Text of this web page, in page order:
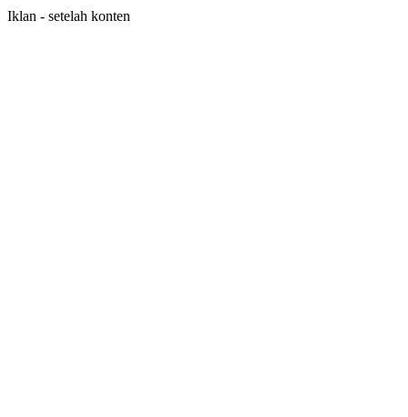
Iklan - setelah konten